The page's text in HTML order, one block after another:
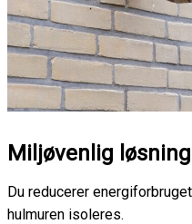
Miljøvenlig løsning
Du reducerer
hulmuren isoleres.